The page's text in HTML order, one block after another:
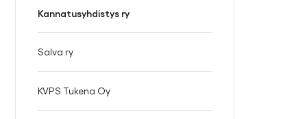
Kannatusyhdistys ry
Salva ry
KVPS Tukena Oy